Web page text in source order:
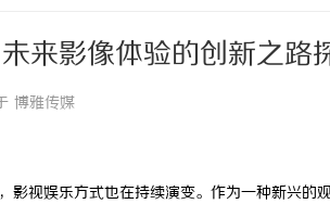
来影像体验的创新之路
博雅传媒
影视娱乐方式也在持续演变。作为一种新兴